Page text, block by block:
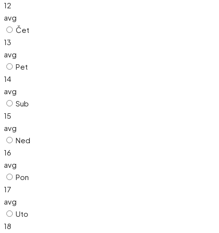
12
avg
Čet
13
avg
Pet
14
avg
Sub
15
avg
Ned
16
avg
Pon
17
avg
Uto
18